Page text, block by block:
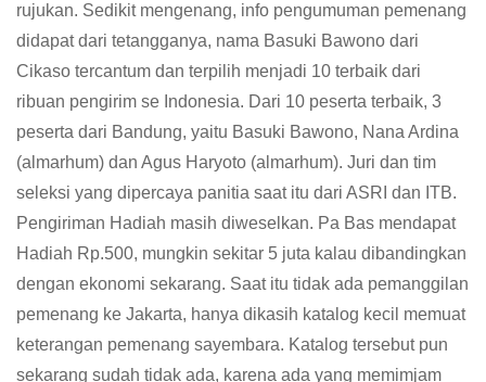
rujukan. Sedikit mengenang, info pengumuman pemenang
didapat dari tetangganya, nama Basuki Bawono dari
Cikaso tercantum dan terpilih menjadi 10 terbaik dari
ribuan pengirim se Indonesia. Dari 10 peserta terbaik, 3
peserta dari Bandung, yaitu Basuki Bawono, Nana Ardina
(almarhum) dan Agus Haryoto (almarhum). Juri dan tim
seleksi yang dipercaya panitia saat itu dari ASRI dan ITB.
Pengiriman Hadiah masih diweselkan. Pa Bas mendapat
Hadiah Rp.500, mungkin sekitar 5 juta kalau dibandingkan
dengan ekonomi sekarang. Saat itu tidak ada pemanggilan
pemenang ke Jakarta, hanya dikasih katalog kecil memuat
keterangan pemenang sayembara. Katalog tersebut pun
sekarang sudah tidak ada, karena ada yang memimjam